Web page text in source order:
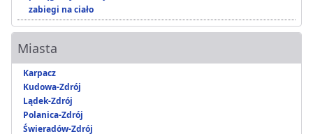
zabiegi na ciało
Miasta
Karpacz
Kudowa-Zdrój
Lądek-Zdrój
Polanica-Zdrój
Świeradów-Zdrój